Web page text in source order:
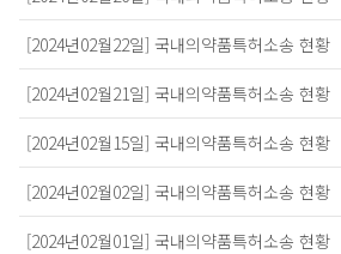
[2024년02월22일] 국내의약품특허소송 현황
[2024년02월21일] 국내의약품특허소송 현황
[2024년02월15일] 국내의약품특허소송 현황
[2024년02월02일] 국내의약품특허소송 현황
[2024년02월01일] 국내의약품특허소송 현황